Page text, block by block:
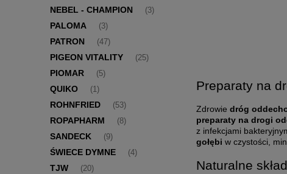
NEBEL - CHAMPION (3)
PALOMA (3)
PATRON (47)
PIGEON VITALITY (25)
PIOMAR (5)
QUIKO (1)
ROHNFRIED (53)
ROPAPHARM (8)
SANDECK (9)
ŚWIECE DYMNE (4)
TJW (20)
Preparaty na
Zdrowie dróg
preparaty na drogi
z infekcjami
gołębi w czystości,
Naturalne